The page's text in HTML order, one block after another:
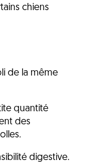
chiens
de la même
quantité
des
digestive.